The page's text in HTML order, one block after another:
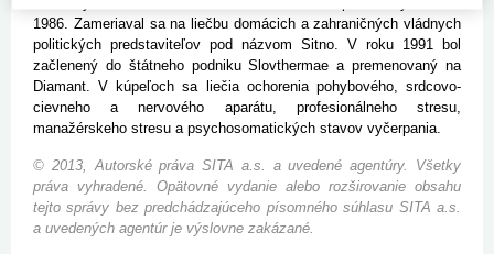
1986. Zameriaval sa na liečbu domácich a zahraničných vládnych
politických predstaviteľov pod názvom Sitno. V roku 1991 bol
začlenený do štátneho podniku Slovthermae a premenovaný na
Diamant. V kúpeľoch sa liečia ochorenia pohybového, srdcovo-
cievneho a nervového aparátu, profesionálneho stresu,
manažérskeho stresu a psychosomatických stavov vyčerpania.
© 2013, Autorské práva SITA a.s. a uvedené agentúry. Všetky
práva vyhradené. Opätovné vydanie alebo rozširovanie obsahu
tejto správy bez predchádzajúceho písomného súhlasu SITA a.s.
a uvedených agentúr je výslovne zakázané.